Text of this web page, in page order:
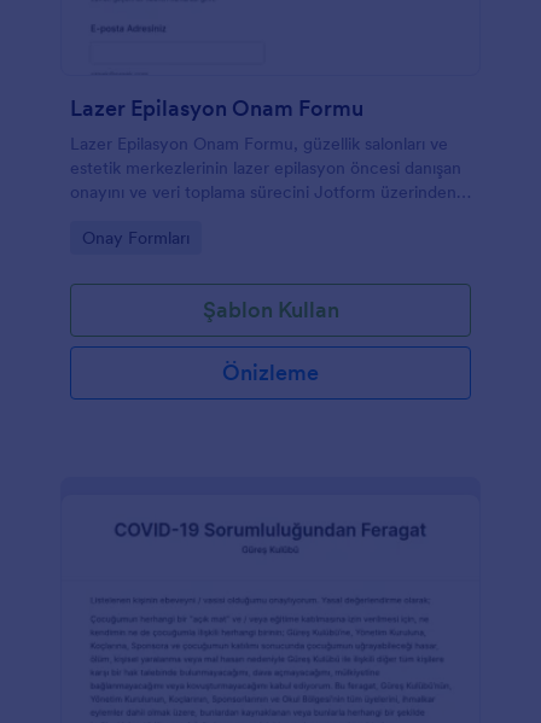
Lazer Epilasyon Onam Formu
Lazer Epilasyon Onam Formu, güzellik salonları ve
estetik merkezlerinin lazer epilasyon öncesi danışan
onayını ve veri toplama sürecini Jotform üzerinden
Go to Category:
Onay Formları
Şablon Kullan
Önizleme